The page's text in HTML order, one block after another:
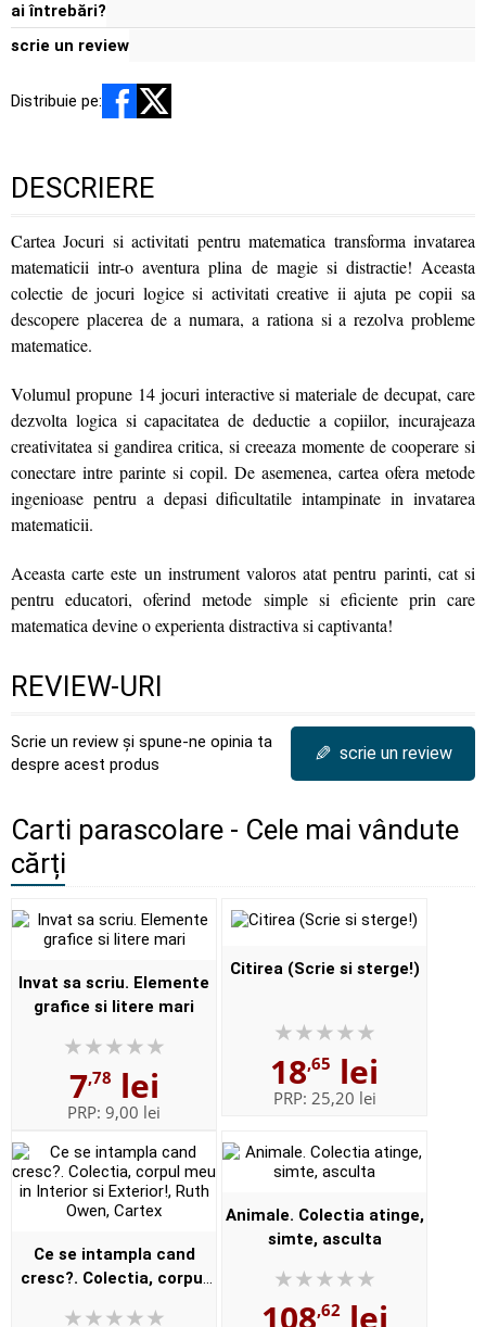
ai întrebări?
scrie un review
Distribuie pe:
DESCRIERE
Cartea Jocuri si activitati pentru matematica transforma invatarea
matematicii intr-o aventura plina de magie si distractie! Aceasta
colectie de jocuri logice si activitati creative ii ajuta pe copii sa
descopere placerea de a numara, a rationa si a rezolva probleme
matematice.
Volumul propune 14 jocuri interactive si materiale de decupat, care
dezvolta logica si capacitatea de deductie a copiilor, incurajeaza
creativitatea si gandirea critica, si creeaza momente de cooperare si
conectare intre parinte si copil. De asemenea, cartea ofera metode
ingenioase pentru a depasi dificultatile intampinate in invatarea
matematicii.
Aceasta carte este un instrument valoros atat pentru parinti, cat si
pentru educatori, oferind metode simple si eficiente prin care
matematica devine o experienta distractiva si captivanta!
REVIEW-URI
Scrie un review și spune-ne opinia ta
despre acest produs
✎ scrie un review
Carti parascolare - Cele mai vândute
cărți
Invat sa scriu. Elemente
grafice si litere mari
7,78 lei
PRP: 9,00 lei
Citirea (Scrie si sterge!)
18,65 lei
PRP: 25,20 lei
Ce se intampla cand
cresc?. Colectia, corpul
Animale. Colectia atinge,
simte, asculta
108,62lei